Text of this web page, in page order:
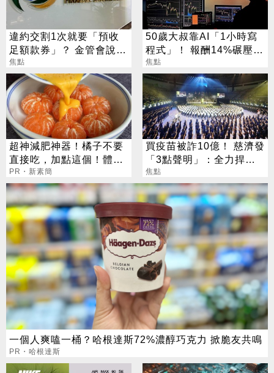
違約交割1次就要「預收
足額款券」？ 金管會說話
了
焦點
50歲大叔靠AI「1小時寫
程式」！ 報酬14%碾壓標
普 直接辭職去炒股
焦點
超神減肥神器！橘子不要
直接吃，加點這個！體重
天天下降
PR・新素簡
買疫苗被詐10億！ 慈濟發
「3點聲明」：全力捍衛
捐款人權益
焦點
一個人爽嗑一桶？哈根達斯72%濃醇巧克力 掀脆友共鳴
PR・哈根達斯